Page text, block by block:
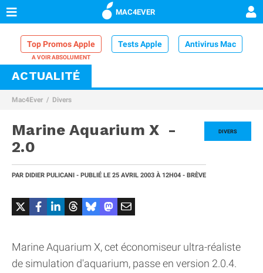
MAC4EVER
Top Promos Apple Tests Apple Antivirus Mac
VPN Mac
Comparatif iPhone
ACTUALITÉ
Mac4Ever Divers
DIVERS
Marine Aquarium X -
2.0
PAR DIDIER PULICANI - PUBLIÉ LE 25 AVRIL 2003 À 12H04 - BRÈVE
Marine Aquarium X, cet économiseur ultra-réaliste
de simulation d'aquarium, passe en version 2.0.4.